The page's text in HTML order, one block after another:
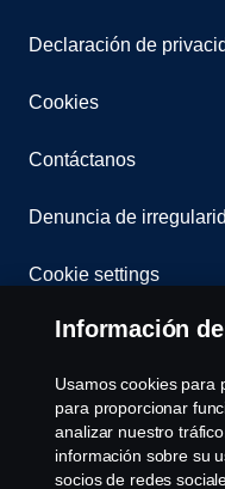
Declaración de
Cookies
Contáctanos
Denuncia de
Cookie settings
© Copyright Scania 2026
Información
Usamos cookies para
para proporcionar
analizar nuestro
información sobre su
socios de redes